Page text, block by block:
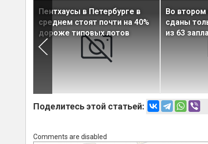
Пентхаусы в Петербурге в
среднем стоят почти на 40%
дороже типовых лотов
Во втором
сданы
из 63
Поделитесь этой статьей:
Comments are disabled